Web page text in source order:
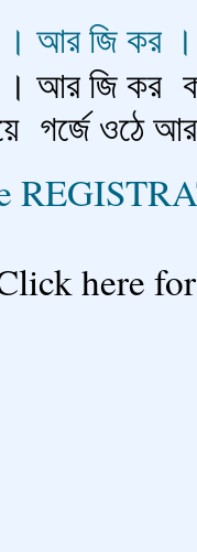
। আর জি কর
আর জি কর
গর্জে
for